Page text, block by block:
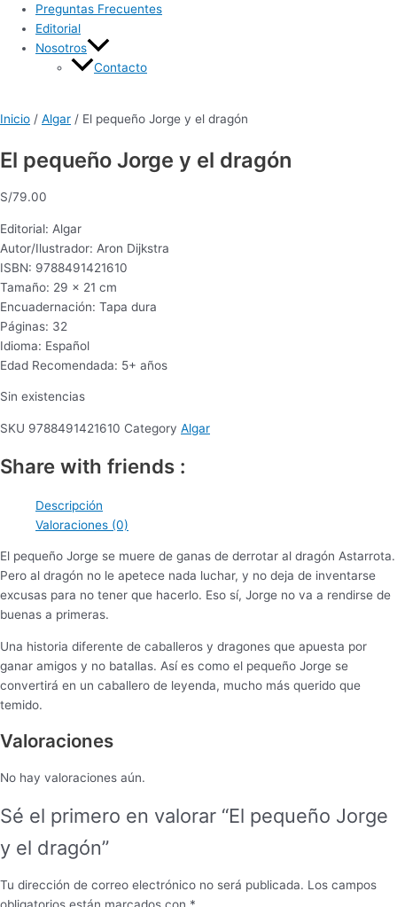
Preguntas Frecuentes
Editorial
Nosotros
Contacto
Inicio / Algar / El pequeño Jorge y el dragón
El pequeño Jorge y el dragón
S/79.00
Editorial: Algar
Autor/Ilustrador: Aron Dijkstra
ISBN: 9788491421610
Tamaño: 29 x 21 cm
Encuadernación: Tapa dura
Páginas: 32
Idioma: Español
Edad Recomendada: 5+ años
Sin existencias
SKU 9788491421610 Category Algar
Share with friends :
Descripción
Valoraciones (0)
El pequeño Jorge se muere de ganas de derrotar al dragón Astarrota.
Pero al dragón no le apetece nada luchar, y no deja de inventarse
excusas para no tener que hacerlo. Eso sí, Jorge no va a rendirse de
buenas a primeras.
Una historia diferente de caballeros y dragones que apuesta por
ganar amigos y no batallas. Así es como el pequeño Jorge se
convertirá en un caballero de leyenda, mucho más querido que
temido.
Valoraciones
No hay valoraciones aún.
Sé el primero en valorar “El pequeño Jorge
y el dragón”
Tu dirección de correo electrónico no será publicada. Los campos